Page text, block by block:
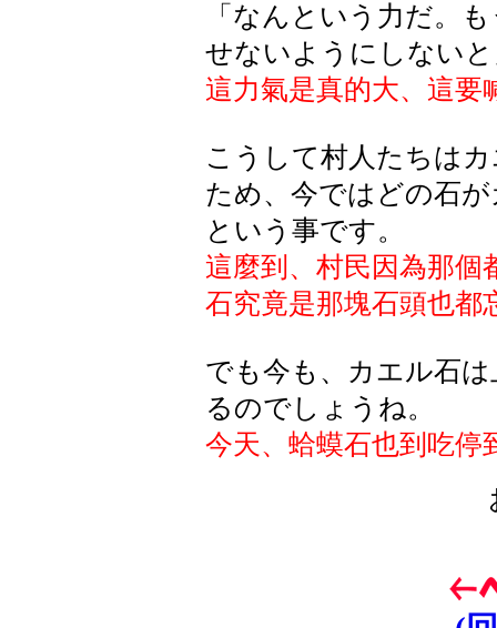
「なんという力だ。
せないようにしない
這力氣是真的大、這要
こうして村人たちは
ため、今ではどの石
という事です。
這麼到、村民因為那個
石究竟是那塊石頭也都
でも今も、カエル石
るのでしょうね。
今天、蛤蟆石也到吃停